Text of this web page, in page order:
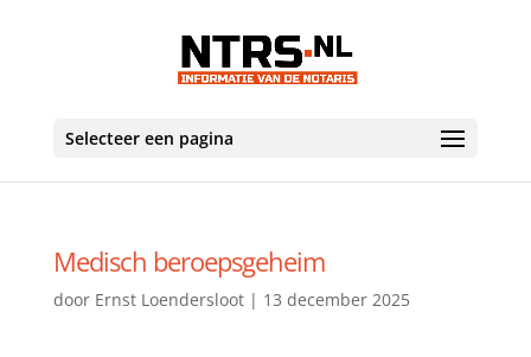
Selecteer een pagina
Medisch beroepsgeheim
door Ernst Loendersloot| 13 december 2025